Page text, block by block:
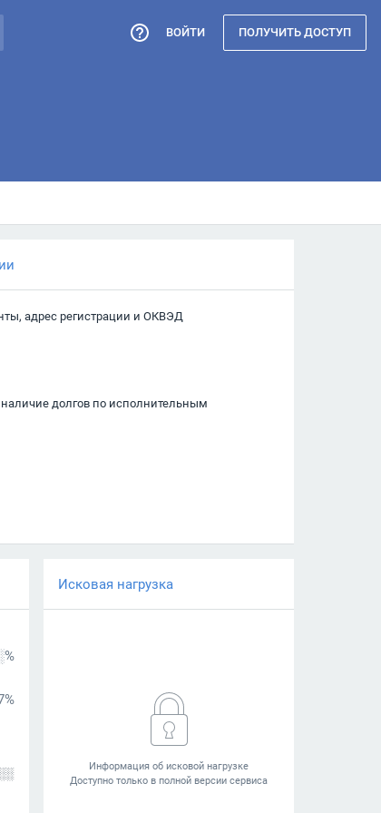
ВОЙТИ ПОЛУЧИТЬ ДОСТУП
адрес регистрации и ОКВЭД
долгов по исполнительным
Исковая нагрузка